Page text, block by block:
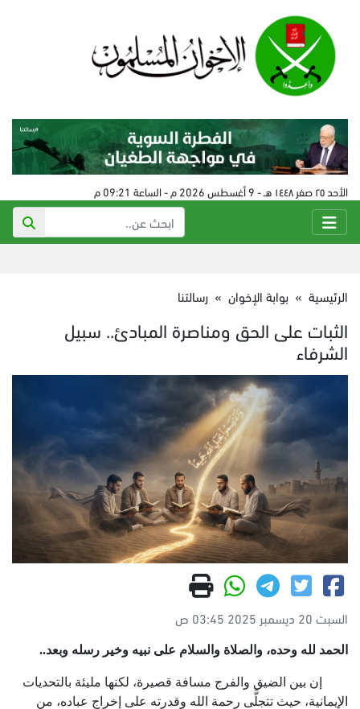
الأحد ٢٥ صفر ١٤٤٨ هـ - 9 أغسطس 2026 م - الساعة 09:21 م
الرئيسية » بوابة الإخوان » رسالتنا
الثبات على الحق ومناصرة المبادئ.. سبيل
الشرفاء
السبت 20 ديسمبر 2025 03:45 ص
الحمد لله وحده، والصلاة والسلام على نبيه وخير رسله وبعد..
إن بين الضيق والفرج مسافة قصيرة، لكنها مليئة بالتحديات
الإيمانية، حيث تتجلَّى رحمة الله وقدرته على إخراج عباده، من